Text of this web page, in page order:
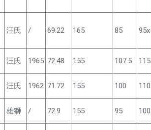
汪氏 / 69.22 165 85 95x
汪氏 1965 72.48 155 107.5 115
汪氏 1962 71.72 155 100 110
雄獅 / 72.9 155 95 100